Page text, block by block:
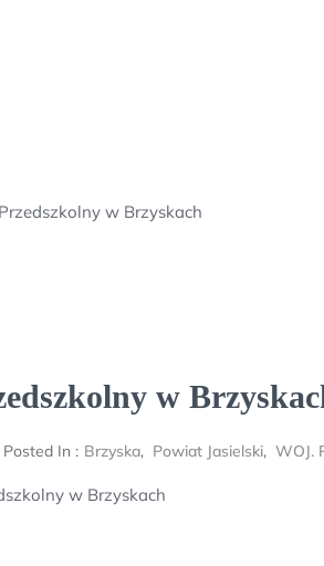
w Brzyskach
w
Posted In : Brzyska, Powiat Jasielski, WOJ.
w Brzyskach